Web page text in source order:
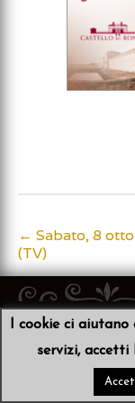
Post
navigation
← Sabato, 8
(TV)
I cookie ci
servizi,
©